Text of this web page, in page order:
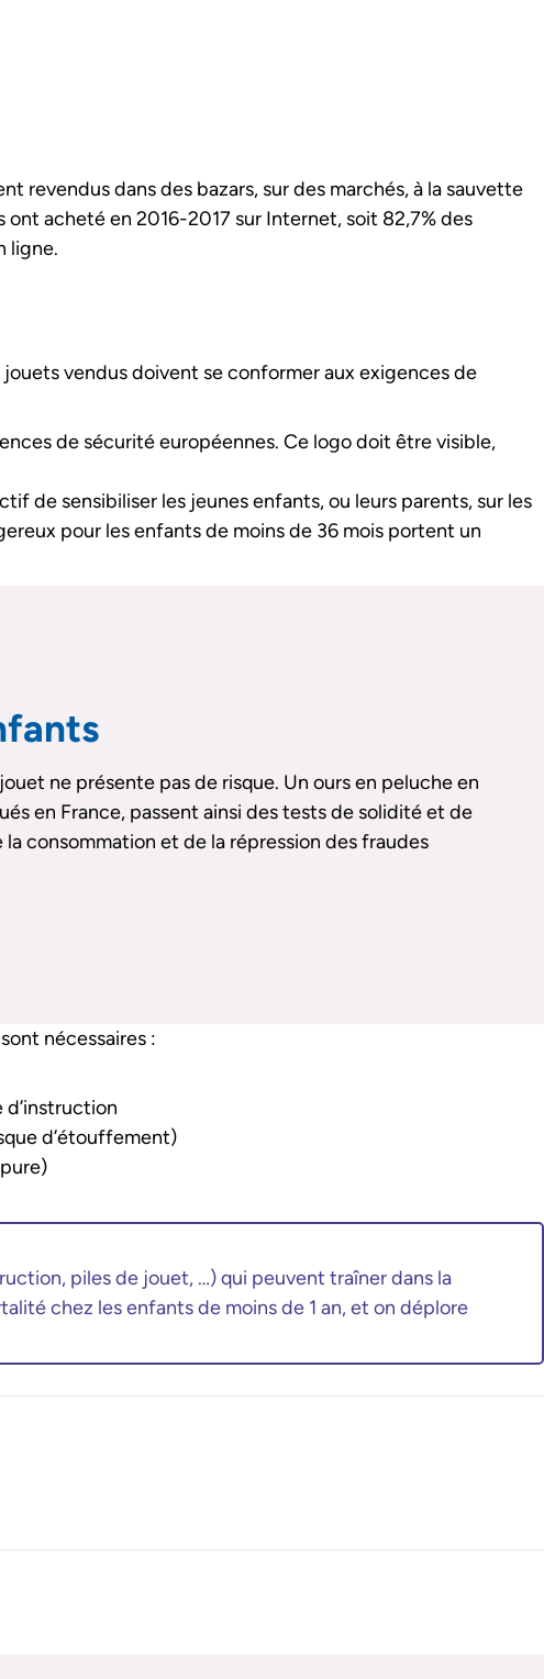
revendus dans des bazars, sur des marchés, à la sauvette
acheté en 2016-2017 sur Internet, soit 82,7% des
ligne.
vendus doivent se conformer aux exigences de
de sécurité européennes. Ce logo doit être visible,
de sensibiliser les jeunes enfants, ou leurs parents, sur les
pour les enfants de moins de 36 mois portent un
ne présente pas de risque. Un ours en peluche en
en France, passent ainsi des tests de solidité et de
consommation et de la répression des fraudes
nécessaires :
d’instruction
d’étouffement)
piles de jouet, …) qui peuvent traîner dans la
chez les enfants de moins de 1 an, et on déplore